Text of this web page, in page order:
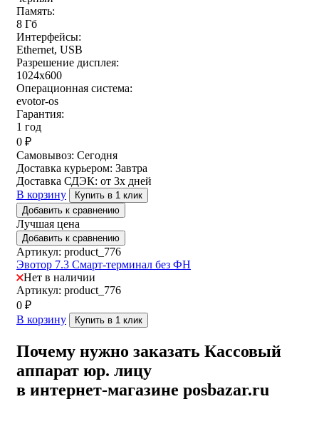
Память:
8 Гб
Интерфейсы:
Ethernet, USB
Разрешение дисплея:
1024х600
Операционная система:
evotor-os
Гарантия:
1 год
0 ₽
Самовывоз: Сегодня
Доставка курьером: Завтра
Доставка СДЭК: от 3х дней
В корзину
Купить в 1 клик
Добавить к сравнению
Лучшая цена
Добавить к сравнению
Артикул: product_776
Эвотор 7.3 Смарт-терминал без ФН
Нет в наличии
Артикул: product_776
0 ₽
В корзину
Купить в 1 клик
Почему нужно заказать Кассовый
аппарат юр. лицу
в интернет-магазине posbazar.ru